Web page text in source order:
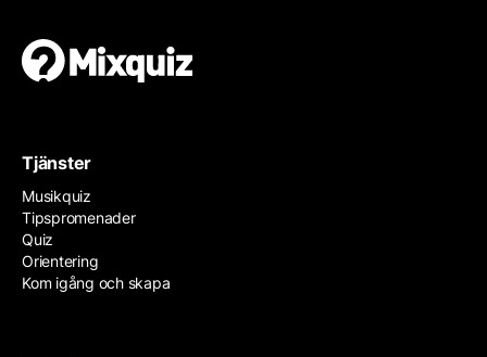
Tjänster
Musikquiz
Tipspromenader
Quiz
Orientering
Kom igång och skapa